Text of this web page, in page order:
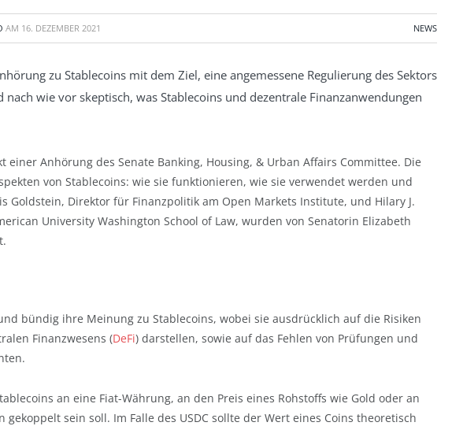
AM 16. DEZEMBER 2021 NEWS
zu Stablecoins mit dem Ziel, eine angemessene Regulierung des Sektors
nach wie vor skeptisch, was Stablecoins und dezentrale Finanzanwendungen
Anhörung des Senate Banking, Housing, & Urban Affairs Committee. Die
von Stablecoins: wie sie funktionieren, wie sie verwendet werden und
Goldstein, Direktor für Finanzpolitik am Open Markets Institute, und Hilary J.
University Washington School of Law, wurden von Senatorin Elizabeth
bündig ihre Meinung zu Stablecoins, wobei sie ausdrücklich auf die Risiken
Finanzwesens (DeFi) darstellen, sowie auf das Fehlen von Prüfungen und
an eine Fiat-Währung, an den Preis eines Rohstoffs wie Gold oder an
gekoppelt sein soll. Im Falle des USDC sollte der Wert eines Coins theoretisch